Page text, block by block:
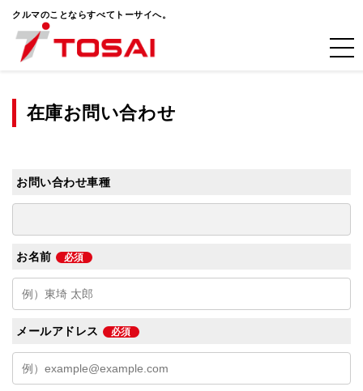
クルマのことならすべてトーサイへ。
在庫お問い合わせ
お問い合わせ車種
お名前 必須
メールアドレス 必須